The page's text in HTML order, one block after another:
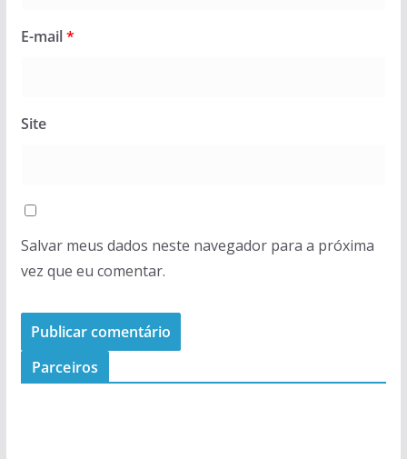
E-mail*
Site
Salvar meus dados neste navegador para a próxima
vez que eu comentar.
Parceiros